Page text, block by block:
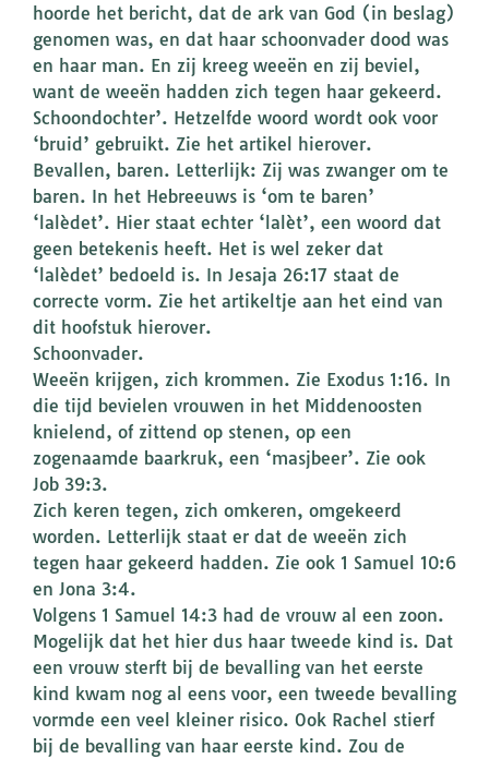
hoorde het bericht, dat de ark van God (in beslag)
genomen was, en dat haar schoonvader dood was
en haar man. En zij kreeg weeën en zij beviel,
want de weeën hadden zich tegen haar gekeerd.
Schoondochter’. Hetzelfde woord wordt ook voor
‘bruid’ gebruikt. Zie het artikel hierover.
Bevallen, baren. Letterlijk: Zij was zwanger om te
baren. In het Hebreeuws is ‘om te baren’
‘lalèdet’. Hier staat echter ‘lalèt’, een woord dat
geen betekenis heeft. Het is wel zeker dat
‘lalèdet’ bedoeld is. In Jesaja 26:17 staat de
correcte vorm. Zie het artikeltje aan het eind van
dit hoofstuk hierover.
Schoonvader.
Weeën krijgen, zich krommen. Zie Exodus 1:16. In
die tijd bevielen vrouwen in het Middenoosten
knielend, of zittend op stenen, op een
zogenaamde baarkruk, een ‘masjbeer’. Zie ook
Job 39:3.
Zich keren tegen, zich omkeren, omgekeerd
worden. Letterlijk staat er dat de weeën zich
tegen haar gekeerd hadden. Zie ook 1 Samuel 10:6
en Jona 3:4.
Volgens 1 Samuel 14:3 had de vrouw al een zoon.
Mogelijk dat het hier dus haar tweede kind is. Dat
een vrouw sterft bij de bevalling van het eerste
kind kwam nog al eens voor, een tweede bevalling
vormde een veel kleiner risico. Ook Rachel stierf
bij de bevalling van haar eerste kind. Zou de